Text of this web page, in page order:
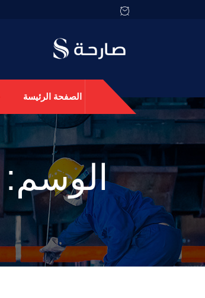
الصفحة الرئيسة
الوسم: